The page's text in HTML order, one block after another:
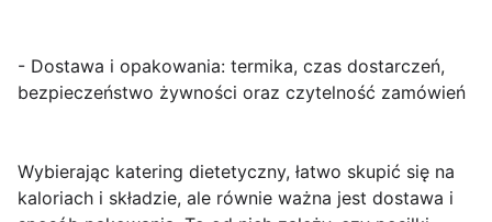
- Dostawa i opakowania: termika, czas dostarczeń,
bezpieczeństwo żywności oraz czytelność zamówień
Wybierając katering dietetyczny, łatwo skupić się na
kaloriach i składzie, ale równie ważna jest dostawa i